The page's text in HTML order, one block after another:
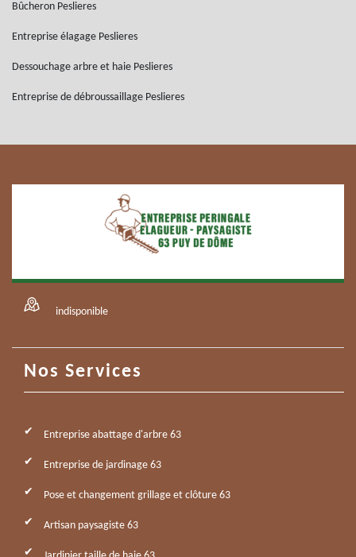
Bûcheron Peslieres
Entreprise élagage Peslieres
Dessouchage arbre et haie Peslieres
Entreprise de débroussaillage Peslieres
indisponible
Nos Services
Entreprise abattage d'arbre 63
Entreprise de jardinage 63
Pose et changement grillage et clôture 63
Artisan paysagiste 63